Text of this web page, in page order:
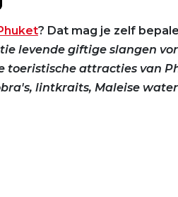
? Dat mag je zelf
levende giftige slangen
toeristische attracties van
lintkraits, Maleise